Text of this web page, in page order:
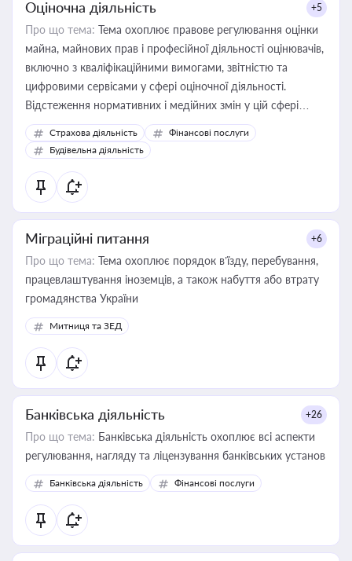
Оціночна діяльність +5
Про що тема: Тема охоплює правове регулювання оцінки
майна, майнових прав і професійної діяльності оцінювачів,
включно з кваліфікаційними вимогами, звітністю та
цифровими сервісами у сфері оціночної діяльності.
Відстеження нормативних і медійних змін у цій сфері
корисне для власника бізнесу, керівника, юриста або
бухгалтера під час оподаткування, приватизації, оренди
державного майна, корпоративних угод і перевірки
статусу суб'єктів оціночної діяльності
Страхова діяльність
Фінансові послуги
Будівельна діяльність
Міграційні питання +6
Про що тема: Тема охоплює порядок в’їзду, перебування,
працевлаштування іноземців, а також набуття або втрату
громадянства України
Митниця та ЗЕД
Банківська діяльність +26
Про що тема: Банківська діяльність охоплює всі аспекти
регулювання, нагляду та ліцензування банківських установ
Банківська діяльність Фінансові послуги